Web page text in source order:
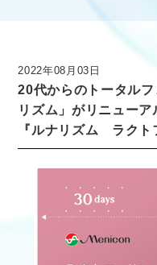
ニュース
採用情報
2022年08月03日
20代からのトータル
リズム」がリニューア
『ルナリズム ラクト